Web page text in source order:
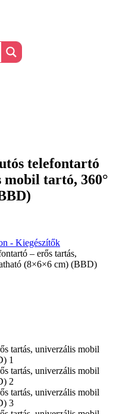
telefontartó
tartó, 360°
- Kiegészítők
– erős tartás,
(8×6×6 cm) (BBD)